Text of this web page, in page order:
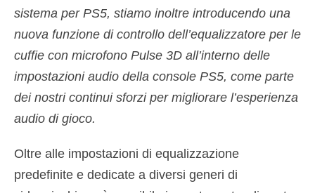
sistema per PS5, stiamo inoltre introducendo una
nuova funzione di controllo dell’equalizzatore per le
cuffie con microfono Pulse 3D all’interno delle
impostazioni audio della console PS5, come parte
dei nostri continui sforzi per migliorare l’esperienza
audio di gioco.
Oltre alle impostazioni di equalizzazione
predefinite e dedicate a diversi generi di